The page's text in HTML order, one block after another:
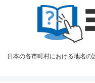
日本の各市町村における地名